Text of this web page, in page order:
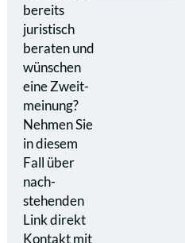
bereits
juristisch
beraten und
wünschen
eine Zweit­
meinung?
Nehmen Sie
in diesem
Fall über
nach­
stehenden
Link direkt
Kontakt mit